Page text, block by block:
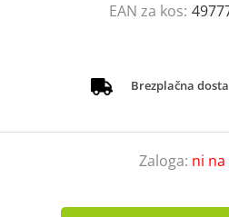
EAN za kos:
Brezplačna
Zaloga: ni na